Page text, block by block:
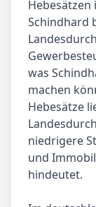
Hebesätzen
Schindhard
was
machen
Hebesätze
niedrigere
und
hindeutet.